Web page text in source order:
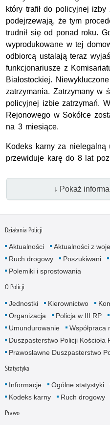
który trafił do policyjnej izby
podejrzewają, że tym
trudnił się od ponad roku.
wyprodukowane w tej
odbiorcą ustalają teraz
funkcjonariusze z
Białostockiej.
zatrzymania. Zatrzymany w
policyjnej izbie zatrzymań.
Rejonowego w Sokółce
na 3 miesiące.
Kodeks karny za nielegalną
przewiduje karę do 8 lat
↓ Pokaż
Działania Policji
Aktualności Aktualności z
Ruch drogowy
Poszukiwani
Polemiki i sprostowania
O Policji
Jednostki Kierownictwo
Organizacja
Policja w III RP
Umundurowanie
Współpraca
Duszpasterstwo Policji Kościoła
Prawosławne Duszpasterstwo
Statystyka
Informacje Ogólne statystyki
Kodeks karny
Ruch drogowy
Prawo